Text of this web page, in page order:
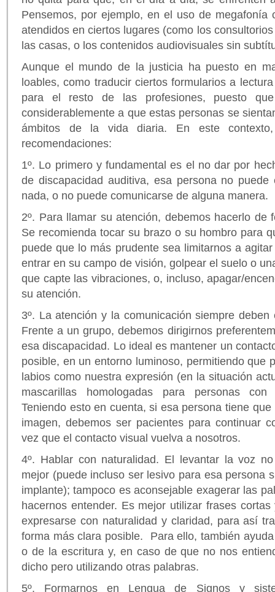
Pensemos, por ejemplo, en el uso de megafonía
atendidos en ciertos lugares (como los
las casas, o los contenidos audiovisuales sin
Aunque el mundo de la justicia ha puesto en
loables, como traducir ciertos formularios a
para el resto de las profesiones, puesto
considerablemente a que estas personas se
ámbitos de la vida diaria. En este
recomendaciones:
1º. Lo primero y fundamental es el no dar por
de discapacidad auditiva, esa persona no puede
nada, o no puede comunicarse de alguna manera.
2º. Para llamar su atención, debemos hacerlo de
Se recomienda tocar su brazo o su hombro para
puede que lo más prudente sea limitarnos a
entrar en su campo de visión, golpear el suelo o
que capte las vibraciones, o, incluso, apagar/
su atención.
3º. La atención y la comunicación siempre
Frente a un grupo, debemos dirigirnos
esa discapacidad. Lo ideal es mantener un
posible, en un entorno luminoso, permitiendo que
labios como nuestra expresión (en la situación
mascarillas homologadas para personas con
Teniendo esto en cuenta, si esa persona tiene
imagen, debemos ser pacientes para continuar
vez que el contacto visual vuelva a nosotros.
4º. Hablar con naturalidad. El levantar la voz
mejor (puede incluso ser lesivo para esa persona
implante); tampoco es aconsejable exagerar las
hacernos entender. Es mejor utilizar frases
expresarse con naturalidad y claridad, para así
forma más clara posible. Para ello, también
o de la escritura y, en caso de que no nos
dicho pero utilizando otras palabras.
5º. Formarnos en Lengua de Signos y